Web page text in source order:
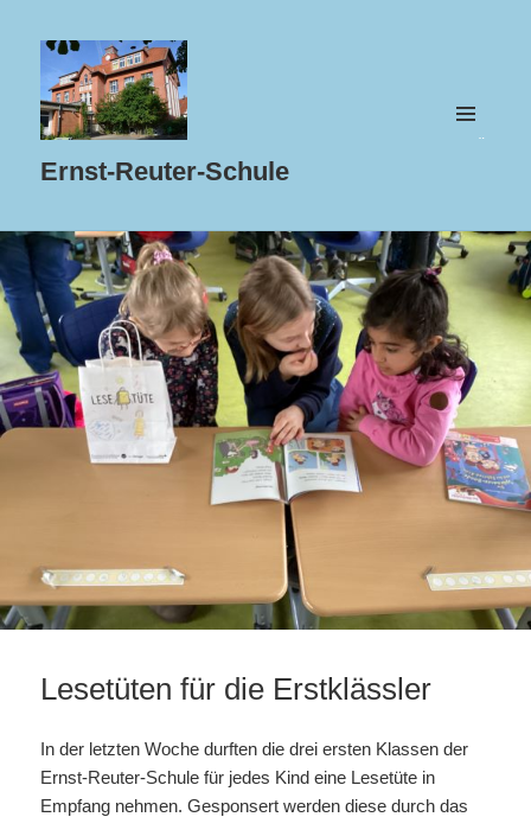
Ernst-Reuter-Schule
Lesetüten für die Erstklässler
In der letzten Woche durften die drei ersten Klassen der
Ernst-Reuter-Schule für jedes Kind eine Lesetüte in
Empfang nehmen. Gesponsert werden diese durch das